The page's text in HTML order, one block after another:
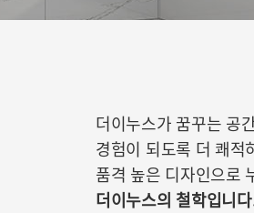
더이누스가 꿈꾸는 공
경험이 되도록 더 쾌적
품격 높은 디자인으로
더이누스의 철학입니